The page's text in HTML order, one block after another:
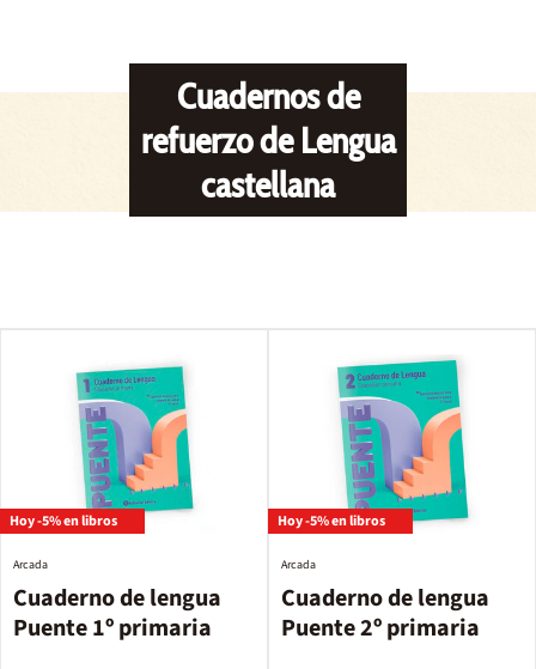
Cuadernos de
refuerzo de Lengua
castellana
Hoy -5% en libros
Cuaderno de lengua
Puente 1º primaria
Arcada
Hoy -5% en libros
Cuaderno de lengua
Puente 2º primaria
Arcada